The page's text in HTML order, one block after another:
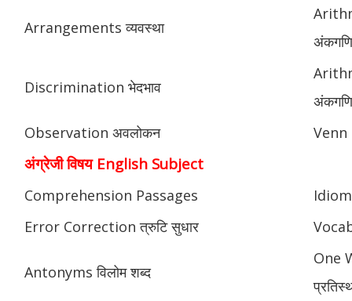
Arrangements व्यवस्था
Discrimination भेदभाव
Observation अवलोकन
अंग्रेजी विषय English Subject
Comprehension Passages
Error Correction त्रुटि सुधार
Antonyms विलोम शब्द
One